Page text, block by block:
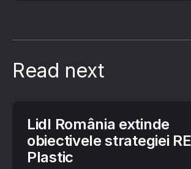
Read next
Lidl România extinde
obiectivele strategiei
Plastic